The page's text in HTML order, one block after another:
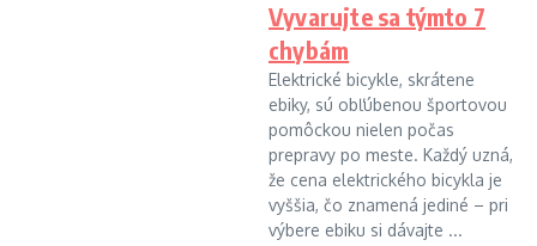
Vyvarujte sa týmto 7
chybám
Elektrické bicykle, skrátene
ebiky, sú obľúbenou športovou
pomôckou nielen počas
prepravy po meste. Každý uzná,
že cena elektrického bicykla je
vyššia, čo znamená jediné – pri
výbere ebiku si dávajte ...